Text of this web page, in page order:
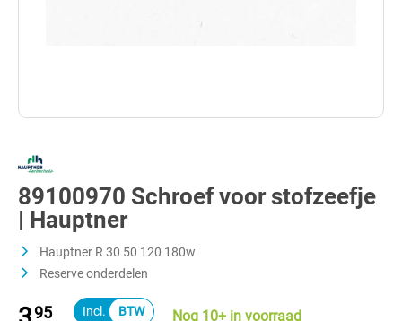
89100970 Schroef voor stofzeefje
| Hauptner
Hauptner R 30 50 120 180w
Reserve onderdelen
95 Nog 10+ in voorraad